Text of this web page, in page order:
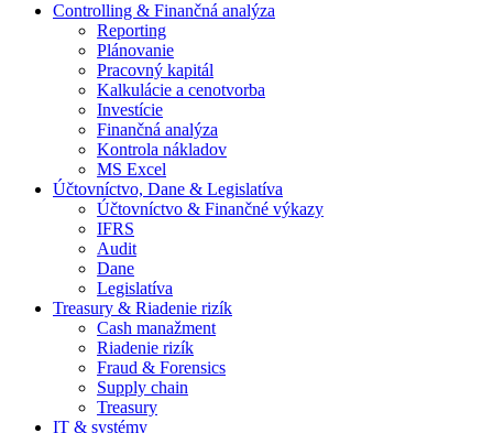
Controlling & Finančná analýza
Reporting
Plánovanie
Pracovný kapitál
Kalkulácie a cenotvorba
Investície
Finančná analýza
Kontrola nákladov
MS Excel
Účtovníctvo, Dane & Legislatíva
Účtovníctvo & Finančné výkazy
IFRS
Audit
Dane
Legislatíva
Treasury & Riadenie rizík
Cash manažment
Riadenie rizík
Fraud & Forensics
Supply chain
Treasury
IT & systémy